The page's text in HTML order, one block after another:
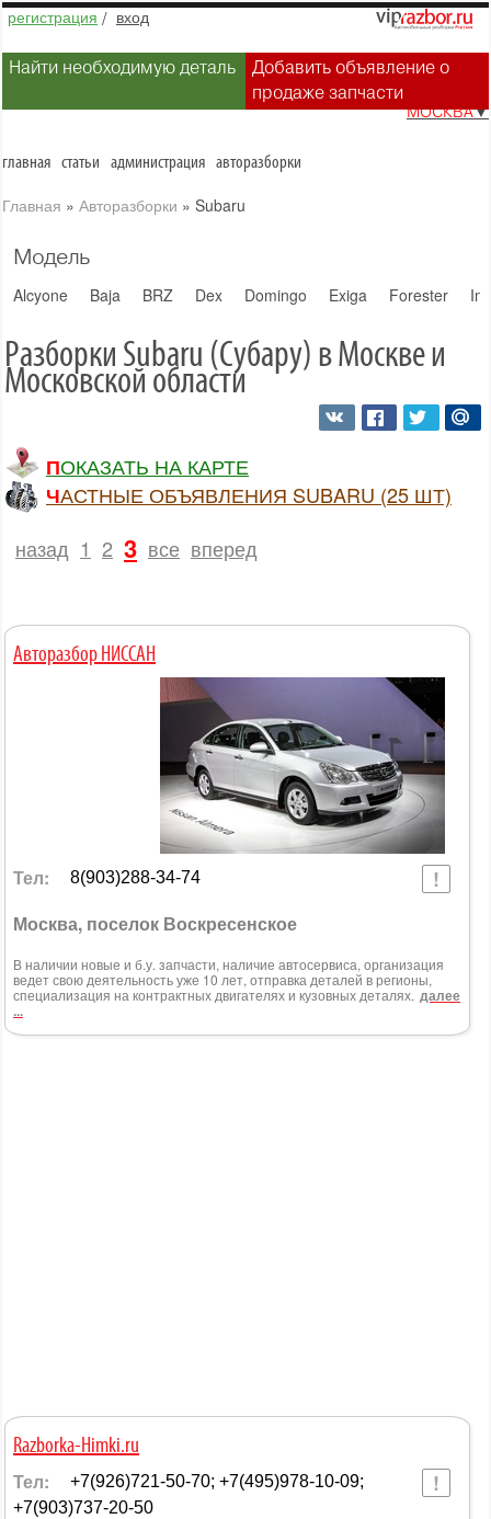
регистрация / вход
Найти необходимую деталь
Добавить объявление о
продаже запчасти
МОСКВА▼
главная статьи администрация авторазборки
Главная » Авторазборки » Subaru
Модель
Alcyone Baja BRZ Dex Domingo Exiga Forester
Разборки Subaru (Субару) в Москве и
Московской области
ПОКАЗАТЬ НА КАРТЕ
ЧАСТНЫЕ ОБЪЯВЛЕНИЯ SUBARU (25 ШТ)
назад 1 2 3 все вперед
Авторазбор НИССАН
Тел: 8(903)288-34-74
Москва, поселок Воскресенское
В наличии новые и б.у. запчасти, наличие автосервиса, организация
ведет свою деятельность уже 10 лет, отправка деталей в регионы,
специализация на контрактных двигателях и кузовных деталях. далее
...
Razborka-Himki.ru
Тел:
+7(926)721-50-70; +7(495)978-10-09;
+7(903)737-20-50